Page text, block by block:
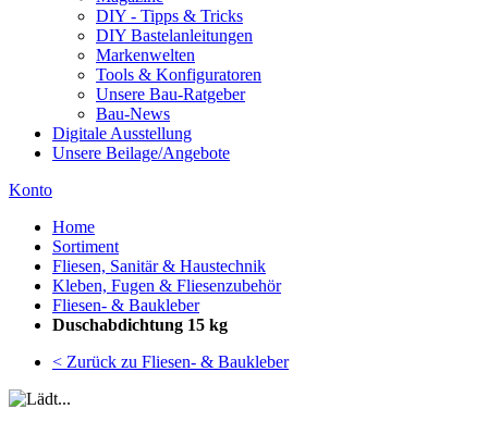
DIY - Tipps & Tricks
DIY Bastelanleitungen
Markenwelten
Tools & Konfiguratoren
Unsere Bau-Ratgeber
Bau-News
Digitale Ausstellung
Unsere Beilage/Angebote
Konto
Home
Sortiment
Fliesen, Sanitär & Haustechnik
Kleben, Fugen & Fliesenzubehör
Fliesen- & Baukleber
Duschabdichtung 15 kg
< Zurück zu Fliesen- & Baukleber